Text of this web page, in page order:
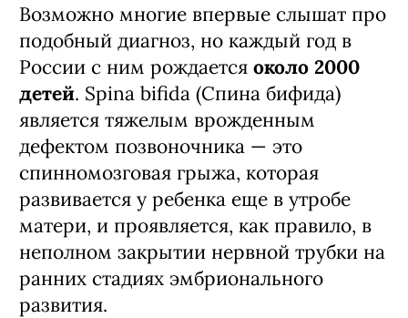
Возможно многие впервые слышат про
подобный диагноз, но каждый год в
России с ним рождается около 2000
детей. Spina bifida (Спина бифида)
является тяжелым врожденным
дефектом позвоночника — это
спинномозговая грыжа, которая
развивается у ребенка еще в утробе
матери, и проявляется, как правило, в
неполном закрытии нервной трубки на
ранних стадиях эмбрионального
развития.